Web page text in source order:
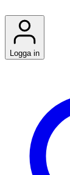
Logga in